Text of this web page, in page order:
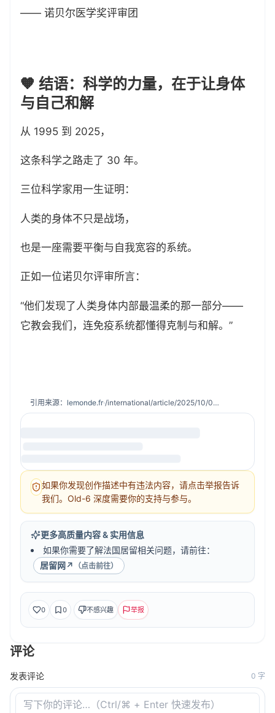
—— 诺贝尔医学奖评审团
🧡 结语：科学的力量，在于让身体
与自己和解
从 1995 到 2025，
这条科学之路走了 30 年。
三位科学家用一生证明：
人类的身体不只是战场，
也是一座需要平衡与自我宽容的系统。
正如一位诺贝尔评审所言：
“他们发现了人类身体内部最温柔的那一部分——
它教会我们，连免疫系统都懂得克制与和解。”
引用来源： lemonde.fr· /international/article/2025/10/06/le-prix-nobel-de-medecine-decerne-aux-chercheurs-americains-mary-e-brunkow-fred-ramsdell-et-japonais-shimon-sakaguchi-pour-leurs-recherches-sur-le-controle-du-systeme-immunitaire_6644802_3210.html
如果你发现创作描述中有违法内容，请点击举报告诉
我们。Old-6 深度需要你的支持与参与。
更多高质量内容 & 实用信息
如果你需要了解法国居留相关问题，请前往：
居留网↗ （点击前往）
0 0 不感兴趣 举报
评论
发表评论 0 字